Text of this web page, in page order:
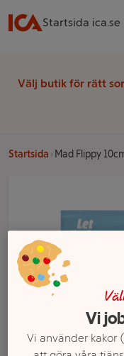
Startsida ica.se
Välj butik för rätt
Startsida Mad Flippy
Vi
Vi använder kakor